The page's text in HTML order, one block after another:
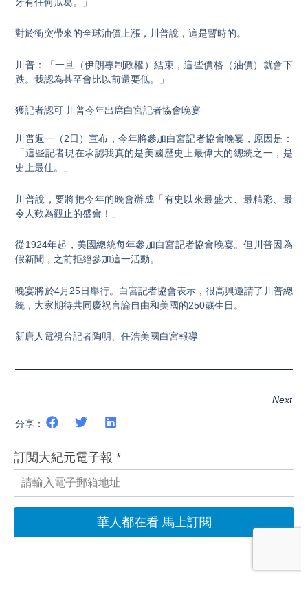
對於衝突帶來的全球油價上漲，川普說，這是暫時的。
川普：「一旦（伊朗專制政權）結束，這些價格（油價）就會下
跌。我認為甚至會比以前還要低。」
獲記者認可 川普今年出席白宮記者協會晚宴
川普週一（2日）宣布，今年將參加白宮記者協會晚宴，原因是：
「這些記者現在承認我真的是美國歷史上最偉大的總統之一，是
史上最佳。」
川普說，要將把今年的晚會辦成「有史以來最盛大、最精彩、最
令人歎為觀止的盛會！」
從1924年起，美國總統每年參加白宮記者協會晚宴。但川普因為
假新聞，之前拒絕參加這一活動。
晚宴將於4月25日舉行。白宮記者協會表示，很高興邀請了川普總
統，大家期待共同慶祝言論自由和美國的250歲生日。
新唐人電視台記者陶明、任浩美國白宮報導
Next
分享：